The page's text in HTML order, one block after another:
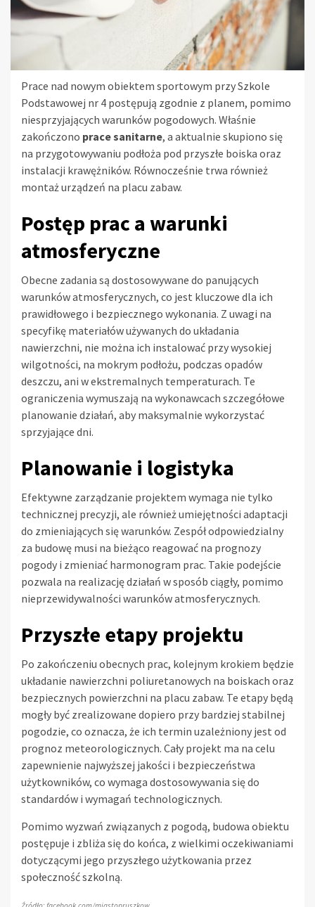
Prace nad nowym obiektem sportowym przy Szkole
Podstawowej nr 4 postępują zgodnie z planem, pomimo
niesprzyjających warunków pogodowych. Właśnie
zakończono prace sanitarne, a aktualnie skupiono się
na przygotowywaniu podłoża pod przyszłe boiska oraz
instalacji krawężników. Równocześnie trwa również
montaż urządzeń na placu zabaw.
Postęp prac a warunki
atmosferyczne
Obecne zadania są dostosowywane do panujących
warunków atmosferycznych, co jest kluczowe dla ich
prawidłowego i bezpiecznego wykonania. Z uwagi na
specyfikę materiałów używanych do układania
nawierzchni, nie można ich instalować przy wysokiej
wilgotności, na mokrym podłożu, podczas opadów
deszczu, ani w ekstremalnych temperaturach. Te
ograniczenia wymuszają na wykonawcach szczegółowe
planowanie działań, aby maksymalnie wykorzystać
sprzyjające dni.
Planowanie i logistyka
Efektywne zarządzanie projektem wymaga nie tylko
technicznej precyzji, ale również umiejętności adaptacji
do zmieniających się warunków. Zespół odpowiedzialny
za budowę musi na bieżąco reagować na prognozy
pogody i zmieniać harmonogram prac. Takie podejście
pozwala na realizację działań w sposób ciągły, pomimo
nieprzewidywalności warunków atmosferycznych.
Przyszłe etapy projektu
Po zakończeniu obecnych prac, kolejnym krokiem będzie
układanie nawierzchni poliuretanowych na boiskach oraz
bezpiecznych powierzchni na placu zabaw. Te etapy będą
mogły być zrealizowane dopiero przy bardziej stabilnej
pogodzie, co oznacza, że ich termin uzależniony jest od
prognoz meteorologicznych. Cały projekt ma na celu
zapewnienie najwyższej jakości i bezpieczeństwa
użytkowników, co wymaga dostosowywania się do
standardów i wymagań technologicznych.
Pomimo wyzwań związanych z pogodą, budowa obiektu
postępuje i zbliża się do końca, z wielkimi oczekiwaniami
dotyczącymi jego przyszłego użytkowania przez
społeczność szkolną.